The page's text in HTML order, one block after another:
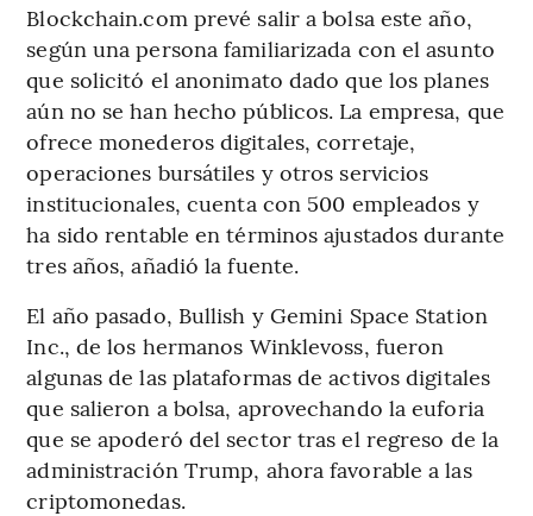
Blockchain.com prevé salir a bolsa este año,
según una persona familiarizada con el asunto
que solicitó el anonimato dado que los planes
aún no se han hecho públicos. La empresa, que
ofrece monederos digitales, corretaje,
operaciones bursátiles y otros servicios
institucionales, cuenta con 500 empleados y
ha sido rentable en términos ajustados durante
tres años, añadió la fuente.
El año pasado, Bullish y Gemini Space Station
Inc., de los hermanos Winklevoss, fueron
algunas de las plataformas de activos digitales
que salieron a bolsa, aprovechando la euforia
que se apoderó del sector tras el regreso de la
administración Trump, ahora favorable a las
criptomonedas.